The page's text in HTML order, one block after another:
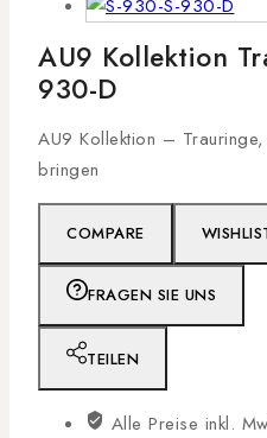
AU9 Kollektion
930-D
AU9 Kollektion –
bringen
COMPARE
FRAGEN SIE UNS
TEILEN
Alle Preise inkl.